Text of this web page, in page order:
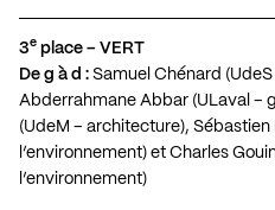
3e place – VERT
De g à d : Samuel Chénard
Abderrahmane Abbar (ULaval –
(UdeM – architecture), Sébastien
l’environnement) et Charles
l’environnement)